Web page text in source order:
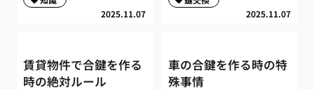
2025.11.07
2025.11.07
賃貸物件で合鍵を作る
時の絶対ルール
車の合鍵を作る時の特
殊事情